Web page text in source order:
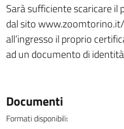
Sarà sufficiente scaricare
dal sito
all’ingresso il proprio
ad un documento di identità
Documenti
Formati disponibili: